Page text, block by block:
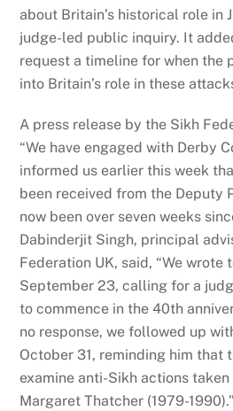
about Britain’s historical role in
judge-led public inquiry. It
request a timeline for when the
into Britain’s role in these
A press release by the Sikh
“We have engaged with Derby
informed us earlier this week
been received from the Deputy
now been over seven weeks
Dabinderjit Singh, principal
Federation UK, said, “We wrote
September 23, calling for a
to commence in the 40th
no response, we followed up
October 31, reminding him that
examine anti-Sikh actions taken
Margaret Thatcher (1979-1990).”